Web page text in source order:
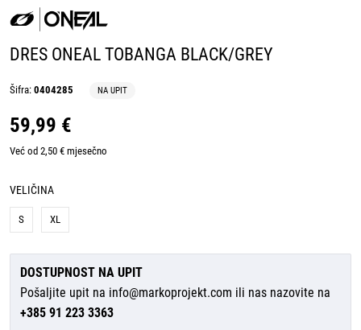
DRES ONEAL TOBANGA BLACK/GREY
Šifra: 0404285 NA UPIT
59,99 €
Već od 2,50 € mjesečno
VELIČINA
S XL
DOSTUPNOST NA UPIT
Pošaljite upit na info@markoprojekt.com ili nas nazovite na
+385 91 223 3363